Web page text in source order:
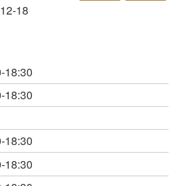
18
18:30
18:30
18:30
18:30